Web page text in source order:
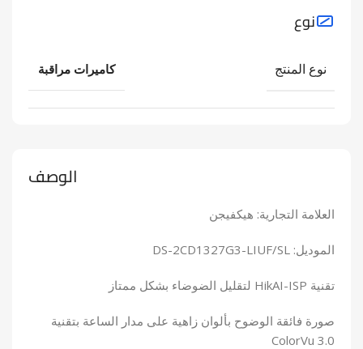
الوصف
العلامة التجارية: هيكفيجن
الموديل: DS-2CD1327G3-LIUF/SL
تقنية HikAI-ISP لتقليل الضوضاء بشكل ممتاز
صورة فائقة الوضوح بألوان زاهية على مدار الساعة بتقنية
ColorVu 3.0
نوع
نوع المنتج كاميرات مراقبة